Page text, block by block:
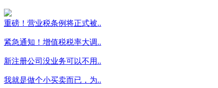
重磅！营业税条例将正式被..
紧急通知！增值税税率大调..
新注册公司没业务可以不用..
我就是做个小买卖而已，为..